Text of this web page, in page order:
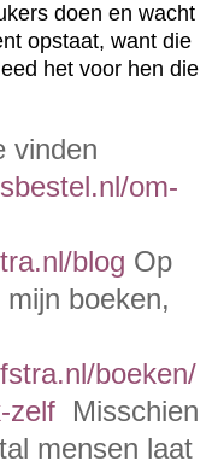
doen en wacht
opstaat, want die
het voor hen die
vinden
om-
blog Op
boeken,
boeken/
zelf Misschien
mensen laat